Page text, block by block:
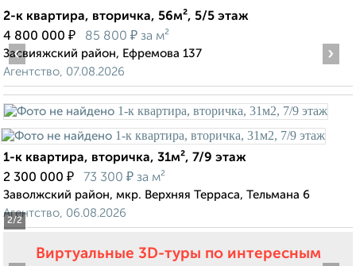
2-к квартира, вторичка, 56м², 5/5 этаж
4 800 000 ₽ 85 800 ₽ за м²
Засвияжский район, Ефремова 137
Агентство, 07.08.2026
2/2
‹ ›
1-к квартира, вторичка, 31м², 7/9 этаж
2 300 000 ₽ 73 300 ₽ за м²
Заволжский район, мкр. Верхняя Терраса, Тельмана 6
Агентство, 06.08.2026
Виртуальные 3D-туры по интересным